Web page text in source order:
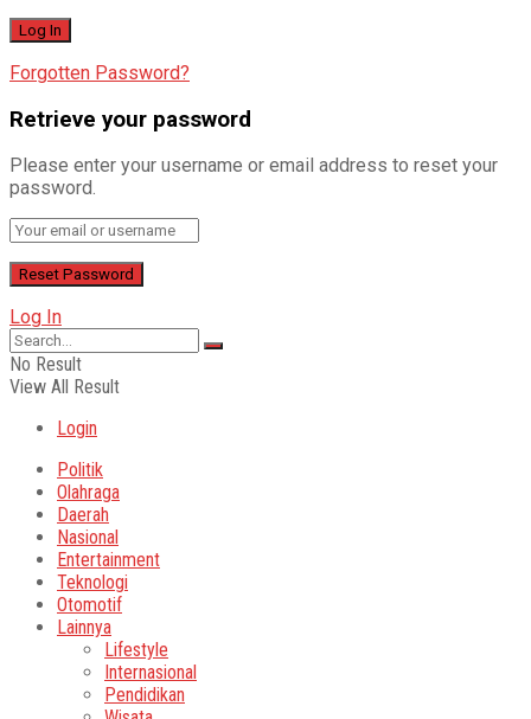
Forgotten Password?
Retrieve your password
Please enter your username or email address to reset your
password.
Log In
No Result
View All Result
Login
Politik
Olahraga
Daerah
Nasional
Entertainment
Teknologi
Otomotif
Lainnya
Lifestyle
Internasional
Pendidikan